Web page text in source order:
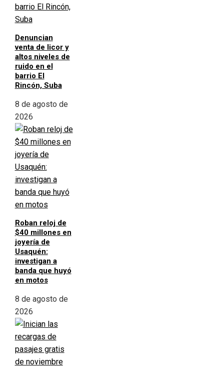
Denuncian
venta de licor y
altos niveles de
ruido en el
barrio El
Rincón, Suba
8 de agosto de
2026
Roban reloj de
$40 millones en
joyería de
Usaquén:
investigan a
banda que huyó
en motos
8 de agosto de
2026